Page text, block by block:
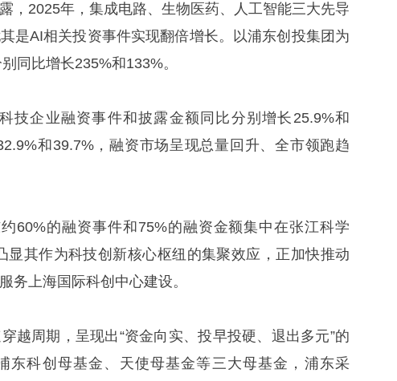
，2025年，集成电路、生物医药、人工智能三大先导
是AI相关投资事件实现翻倍增长。以浦东创投集团为
同比增长235%和133%。
技企业融资事件和披露金额同比分别增长25.9%和
和39.7%，融资市场呈现总量回升、全市领跑趋
60%的融资事件和75%的融资金额集中在张江科学
显其作为科技创新核心枢纽的集聚效应，正加快推动
务上海国际科创中心建设。
越周期，呈现出“资金向实、投早投硬、退出多元”的
东科创母基金、天使母基金等三大母基金，浦东采